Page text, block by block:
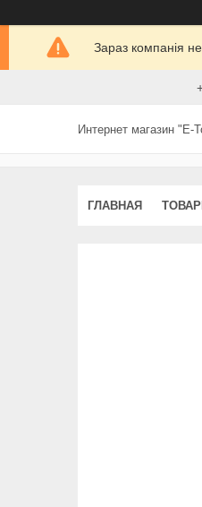
Зараз компанія
Интернет магазин "E-
ГЛАВНАЯ